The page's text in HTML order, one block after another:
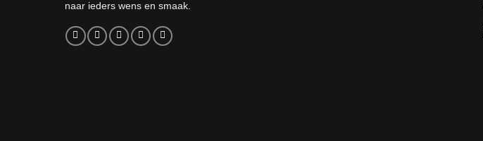
naar ieders wens en smaak.